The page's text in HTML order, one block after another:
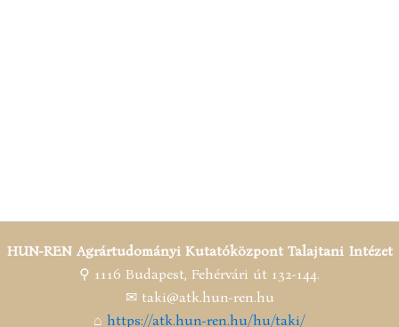
HUN-REN Agrártudományi Kutatóközpont Talajtani Intézet
⚲ 1116 Budapest, Fehérvári út 132-144.
✉ taki@atk.hun-ren.hu
⌂ https://atk.hun-ren.hu/hu/taki/